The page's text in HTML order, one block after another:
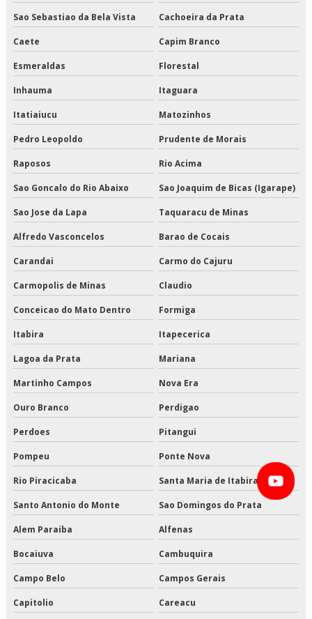
Empresas que fazem cross docking
Empresas que fazem transporte de mercadorias
Empresas transportadoras de carga fracionada
Entrega de congelados em sp
Entrega de congelados preço
Entrega de congelados valor
Entrega de perecíveis em sp
Entrega de perecíveis são paulo
Entrega de refrigerados preço
Entrega de refrigerados são paulo
Entrega de refrigerados valor
Entregas fracionadas em sp
Entregas fracionadas são paulo
Frete carga fracionada
Logística cross docking
Logística de alimentos congelados em sp
Logística de alimentos congelados são paulo
Logística de alimentos congelados valor
Sao Sebastiao da Bela Vista Cachoeira da Prata
Caete Capim Branco
Esmeraldas Florestal
Inhauma Itaguara
Itatiaiucu Matozinhos
Pedro Leopoldo Prudente de Morais
Raposos Rio Acima
Sao Goncalo do Rio Abaixo Sao Joaquim de Bicas (Igarape)
Sao Jose da Lapa Taquaracu de Minas
Alfredo Vasconcelos Barao de Cocais
Carandai Carmo do Cajuru
Carmopolis de Minas Claudio
Conceicao do Mato Dentro Formiga
Itabira Itapecerica
Lagoa da Prata Mariana
Martinho Campos Nova Era
Ouro Branco Perdigao
Perdoes Pitangui
Pompeu Ponte Nova
Rio Piracicaba Santa Maria de Itabira
Santo Antonio do Monte Sao Domingos do Prata
Alem Paraiba Alfenas
Bocaiuva Cambuquira
Campo Belo Campos Gerais
Capitolio Careacu